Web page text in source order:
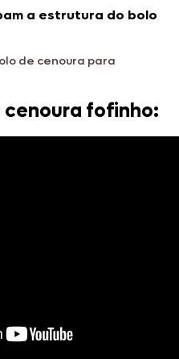
a estrutura do bolo
de cenoura para
cenoura fofinho: